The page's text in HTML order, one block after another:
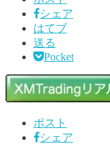
シェア
はてブ
送る
Pocket
ポスト
シェア